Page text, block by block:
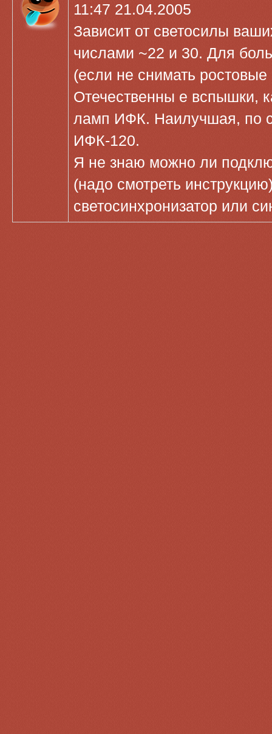
11:47 21.04.2005
Зависит от светосилы
числами ~22 и 30. Для
(если не снимать ростовые
Отечественны е вспышки,
ламп ИФК. Наилучшая, по
ИФК-120.
Я не знаю можно ли
(надо смотреть
светосинхронизатор или